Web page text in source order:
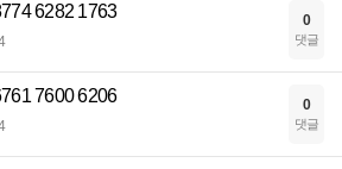
6282 1763 0
댓글
7600 6206 0
댓글